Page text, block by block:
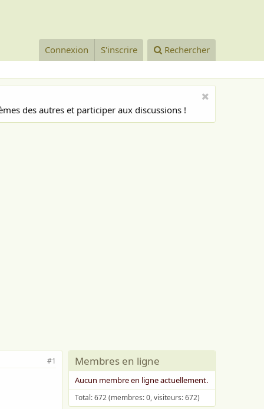
Connexion S'inscrire Rechercher
des autres et participer aux discussions !
#1 Membres en ligne
Aucun membre en ligne actuellement.
Total: 672 (membres: 0, visiteurs: 672)